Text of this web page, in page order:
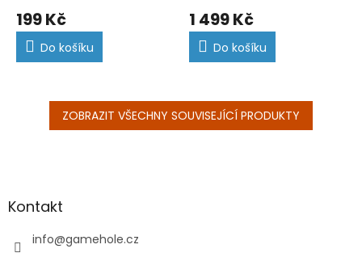
199 Kč
Do košíku
1 499 Kč
Do košíku
ZOBRAZIT VŠECHNY SOUVISEJÍCÍ PRODUKTY
aKontakt
info@gamehole.cz